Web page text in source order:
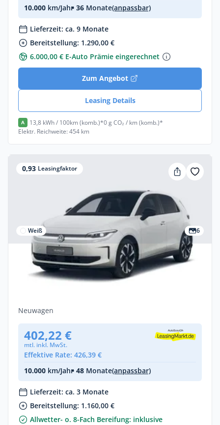
10.000 km/Jahr• 36 Monate(anpassbar)
Lieferzeit: ca. 9 Monate
Bereitstellung: 1.290,00 €
6.000,00 € E-Auto Prämie eingerechnet
Zum Angebot
Leasing Details
A 13,8 kWh / 100km (komb.)*0 g CO₂ / km (komb.)*
Elektr. Reichweite: 454 km
0,93 Leasingfaktor
Weiß 6
Gewerbe
Volkswagen ID.Polo Style 155 kW (211 PS)
52 kWh 1-Gang-Automatik
Neuwagen
402,22 €
mtl. inkl. MwSt.
Effektive Rate: 426,39 €
10.000 km/Jahr• 48 Monate(anpassbar)
Lieferzeit: ca. 3 Monate
Bereitstellung: 1.160,00 €
Allwetter- o. 8-Fach Bereifung: inklusive